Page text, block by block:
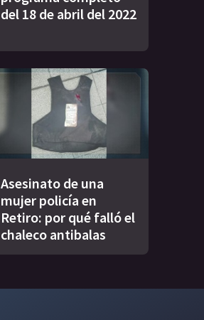
del 18 de abril del 2022
Asesinato de una
mujer policía en
Retiro: por qué falló el
chaleco antibalas